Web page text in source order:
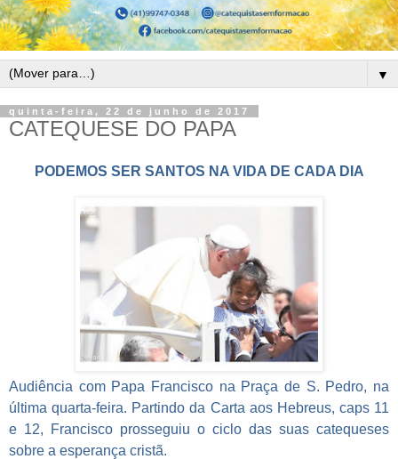
▼
quinta-feira, 22 de junho de 2017
CATEQUESE DO PAPA
PODEMOS SER SANTOS NA VIDA DE CADA DIA
Audiência com Papa Francisco na Praça de S. Pedro, na
última quarta-feira. Partindo da Carta aos Hebreus, caps 11
e 12, Francisco prosseguiu o ciclo das suas catequeses
sobre a esperança cristã.